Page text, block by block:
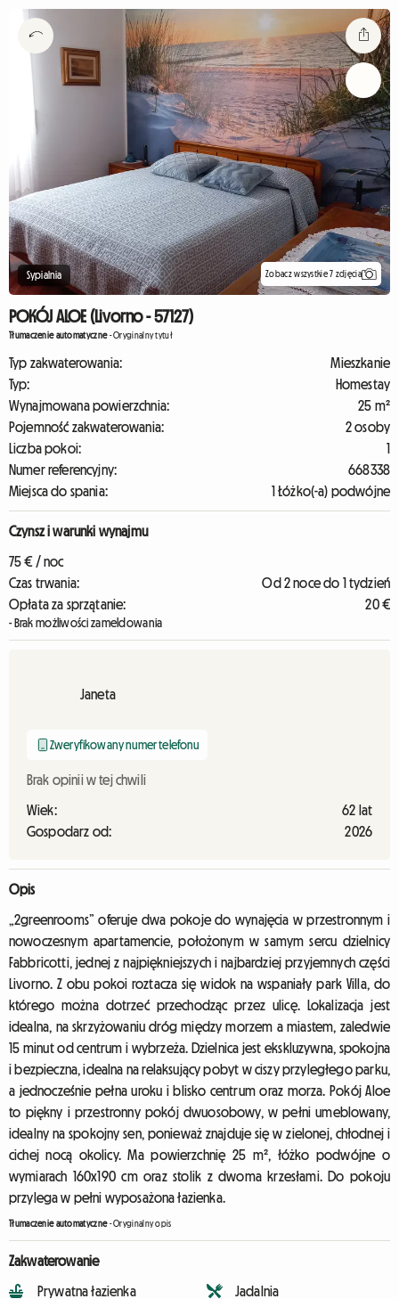
Sypialnia Zobacz wszystkie 7 zdjęcia
POKÓJ ALOE (Livorno - 57127)
Tłumaczenie automatyczne-Oryginalny tytuł
Typ zakwaterowania:
Mieszkanie
Typ:
Homestay
Wynajmowana powierzchnia:
25 m²
Pojemność zakwaterowania:
2 osoby
Liczba pokoi:
1
Numer referencyjny:
668338
Miejsca do spania:
1 Łóżko(-a) podwójne
Czynsz i warunki wynajmu
75 € / noc
Czas trwania:
Od 2 noce do 1 tydzień
Opłata za sprzątanie:
20 €
- Brak możliwości zameldowania
Janeta
Zweryfikowany numer telefonu
Brak opinii w tej chwili
Wiek:
62 lat
Gospodarz od:
2026
Opis
„2greenrooms” oferuje dwa pokoje do wynajęcia w przestronnym i
nowoczesnym apartamencie, położonym w samym sercu dzielnicy
Fabbricotti, jednej z najpiękniejszych i najbardziej przyjemnych części
Livorno. Z obu pokoi roztacza się widok na wspaniały park Villa, do
którego można dotrzeć przechodząc przez ulicę. Lokalizacja jest
idealna, na skrzyżowaniu dróg między morzem a miastem, zaledwie
15 minut od centrum i wybrzeża. Dzielnica jest ekskluzywna, spokojna
i bezpieczna, idealna na relaksujący pobyt w ciszy przyległego parku,
a jednocześnie pełna uroku i blisko centrum oraz morza. Pokój Aloe
to piękny i przestronny pokój dwuosobowy, w pełni umeblowany,
idealny na spokojny sen, ponieważ znajduje się w zielonej, chłodnej i
cichej nocą okolicy. Ma powierzchnię 25 m², łóżko podwójne o
wymiarach 160x190 cm oraz stolik z dwoma krzesłami. Do pokoju
przylega w pełni wyposażona łazienka.
Tłumaczenie automatyczne-Oryginalny opis
Zakwaterowanie
Prywatna łazienka
Jadalnia